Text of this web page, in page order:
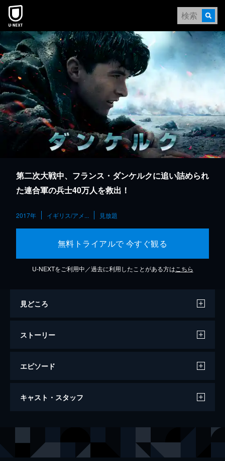
本文へスキップ
第二次大戦中、フランス・ダンケルクに追い詰められ
た連合軍の兵士40万人を救出！
2017年 イギリス/アメ... 見放題
無料トライアルで 今すぐ観る
U-NEXTをご利用中／過去に利用したことがある方は こちら
見どころ
ストーリー
エピソード
ダンケルク
キャスト・スタッフ
ピーター